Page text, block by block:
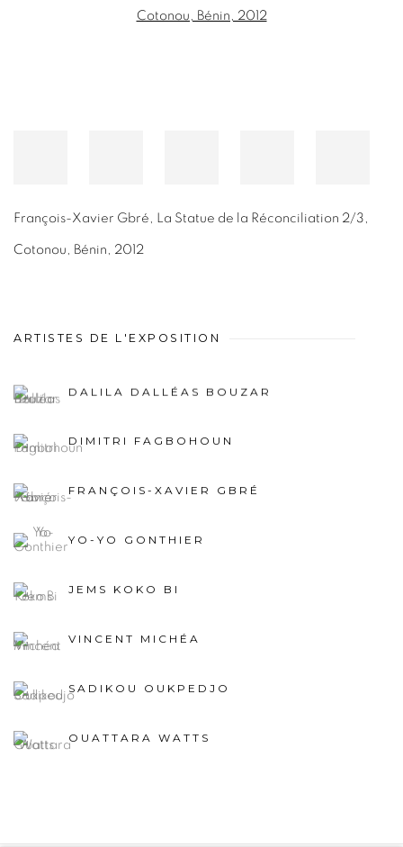
François-Xavier Gbré La Statue de la Réconciliation 2/3,
Cotonou, Bénin 2012
ARTISTES DE L'EXPOSITION
DALILA DALLÉAS BOUZAR
DIMITRI FAGBOHOUN
FRANÇOIS-XAVIER GBRÉ
YO-YO GONTHIER
JEMS KOKO BI
VINCENT MICHÉA
SADIKOU OUKPEDJO
OUATTARA WATTS